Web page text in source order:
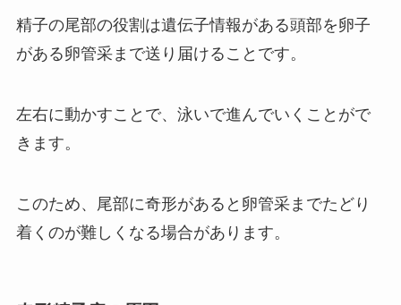
精子の尾部の役割は遺伝子情報がある頭部を卵子
がある卵管采まで送り届けることです。
左右に動かすことで、泳いで進んでいくことがで
きます。
このため、尾部に奇形があると卵管采までたどり
着くのが難しくなる場合があります。